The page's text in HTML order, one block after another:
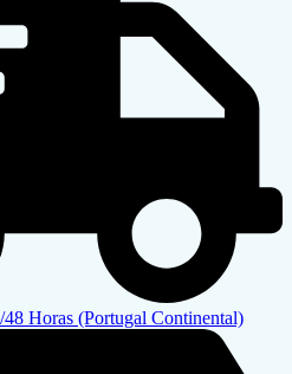
48 Horas (Portugal Continental)